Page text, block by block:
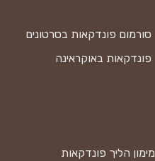
מימון הליך פונדקאות
סורמום פונדקאות בסרטונים
פונדקאות באוקראינה